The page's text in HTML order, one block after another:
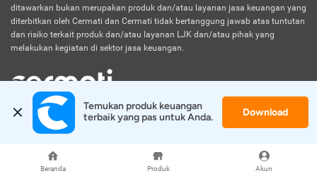
Beranda Produk Akun
ditawarkan bukan merupakan produk dan/atau layanan jasa keuangan yang
diterbitkan oleh Cermati dan Cermati tidak bertanggung jawab atas tuntutan
dan risiko terkait produk dan/atau layanan LJK dan/atau pihak yang
melakukan kegiatan di sektor jasa keuangan.
© 2026 Cermati. All Rights Reserved.
Temukan produk keuangan
terbaik yang pas untuk Anda.
Download